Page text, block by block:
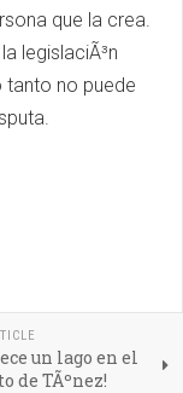
que la crea.
legislaciÃ³n
tanto no puede
un lago en el
de TÃºnez!